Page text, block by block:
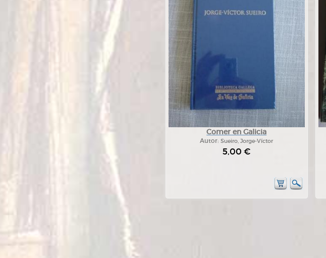
Comer en Galicia
Autor:Sueiro, Jorge-Víctor
5,00 €